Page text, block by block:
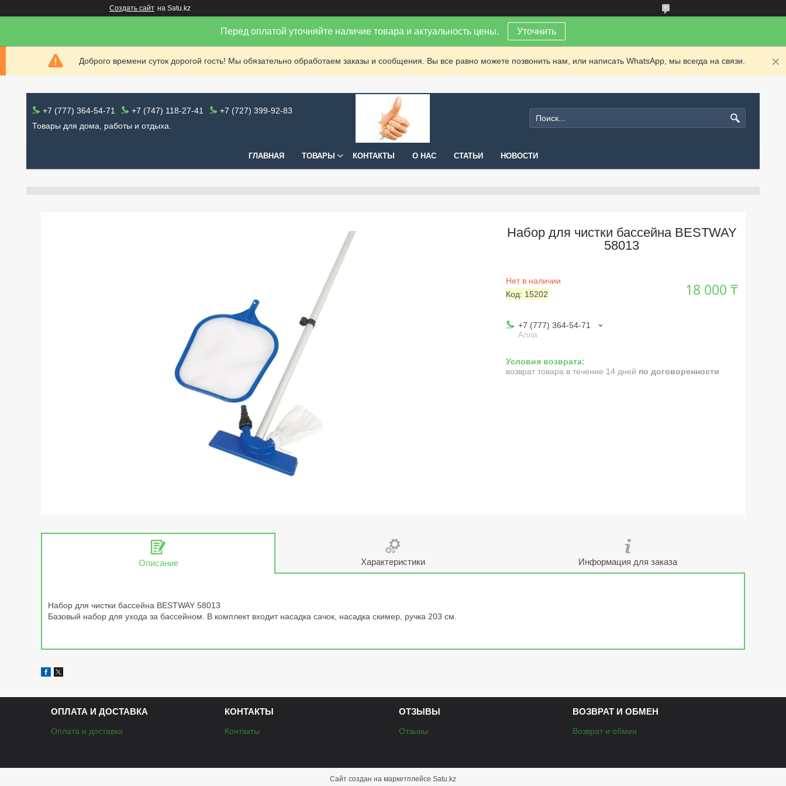
Создать сайт на Satu.kz
Перед оплатой уточняйте наличие товара и актуальность цены. Уточнить
Доброго времени суток дорогой гость! Мы обязательно обработаем заказы и сообщения. Вы все равно можете позвонить нам, или написать WhatsApp, мы всегда на связи.
+7 (777) 364-54-71 +7 (747) 118-27-41
+7 (727) 399-92-83
Товары для дома, работы и отдыха.
ГЛАВНАЯ ТОВАРЫ КОНТАКТЫ О НАС СТАТЬИ НОВОСТИ
Набор для чистки бассейна BESTWAY
58013
Нет в наличии
Код: 15202 18 000 ₸
+7 (777) 364-54-71
Алла
возврат товара в течение 14 дней по договоренности
Описание Характеристики Информация для заказа
Набор для чистки бассейна BESTWAY 58013
Базовый набор для ухода за бассейном. В комплект входит насадка сачок, насадка скимер, ручка 203 см.
ОПЛАТА И ДОСТАВКА
Оплата и доставка
КОНТАКТЫ
Контакты
ОТЗЫВЫ
Отзывы
ВОЗВРАТ И ОБМЕН
Возврат и обмен
Сайт создан на маркетплейсе Satu.kz